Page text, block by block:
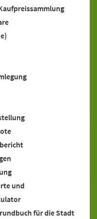
und
für die Stadt